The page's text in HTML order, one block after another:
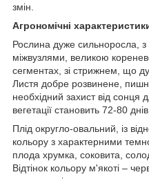
змін.
Агрономічні
Рослина дуже сильноросла,
міжвузлями, великою
сегментах, зі стрижнем, що
Листя добре розвинене,
необхідний захист від сонця
вегетації становить 72-80 днів.
Плід округло-овальний, із
кольору з характерними
плода хрумка, соковита,
Відтінок кольору м'якоті –